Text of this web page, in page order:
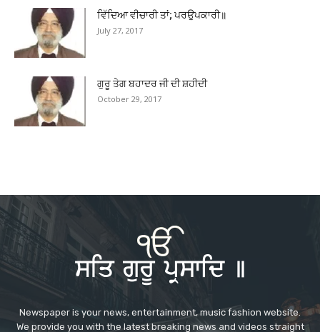
ਵਿੱਦਿਆ ਵੀਚਾਰੀ ਤਾਂ; ਪਰਉਪਕਾਰੀ॥
July 27, 2017
ਗੁਰੂ ਤੇਗ ਬਹਾਦਰ ਜੀ ਦੀ ਸ਼ਹੀਦੀ
October 29, 2017
Newspaper is your news, entertainment, music fashion website.
We provide you with the latest breaking news and videos straight